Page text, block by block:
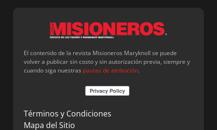
El contenido de la revista Misioneros Maryknoll se puede
volver a publicar sin costo y sin autorización previa, siempre y
cuando siga nuestras pautas de atribución.
Términos y Condiciones
Mapa del Sitio